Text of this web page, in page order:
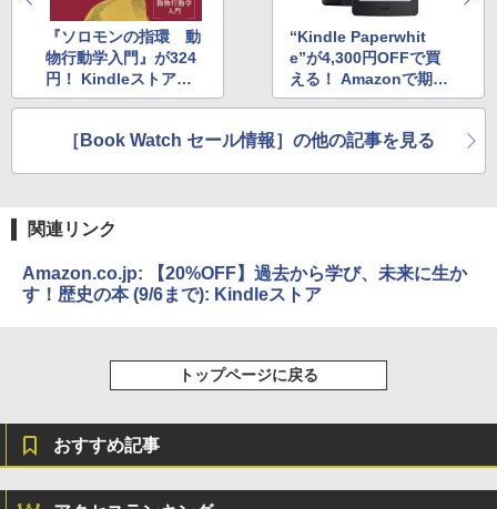
『ソロモンの指環 動
物行動学入門』が324
円！ Kindleストアで
科学関連書籍のセール
“Kindle Paperwhit
e”が4,300円OFFで買
える！ Amazonで期間
限定セール開催中
［Book Watch セール情報］の他の記事を見る
関連リンク
Amazon.co.jp: 【20%OFF】過去から学び、未来に生か
す！歴史の本 (9/6まで): Kindleストア
トップページに戻る
おすすめ記事